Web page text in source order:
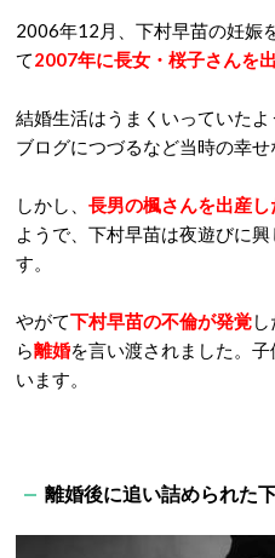
2006年12月、下村早苗の妊娠
て2007年に長女・桜子さんを
結婚生活はうまくいっていた
ブログにつづるなど当時の幸せ
しかし、 長男の楓さんを出産
ようで、下村早苗は夜遊びに
す。
やがて下村早苗の不倫が発覚
ら離婚を言い渡されました。
います。
離婚後に追い詰められた